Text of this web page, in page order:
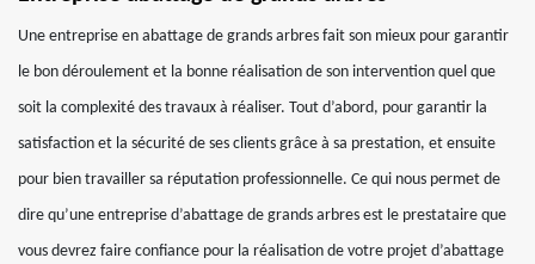
Une entreprise en abattage de grands arbres fait son mieux pour garantir
le bon déroulement et la bonne réalisation de son intervention quel que
soit la complexité des travaux à réaliser. Tout d’abord, pour garantir la
satisfaction et la sécurité de ses clients grâce à sa prestation, et ensuite
pour bien travailler sa réputation professionnelle. Ce qui nous permet de
dire qu’une entreprise d’abattage de grands arbres est le prestataire que
vous devrez faire confiance pour la réalisation de votre projet d’abattage